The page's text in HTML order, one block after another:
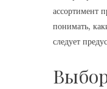
ассортимент
понимать,
следует